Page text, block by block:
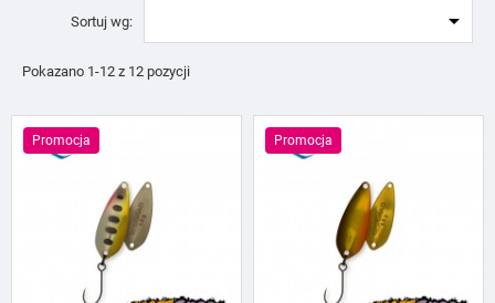
Sortuj wg: 
Pokazano 1-12 z 12 pozycji
Promocja Promocja